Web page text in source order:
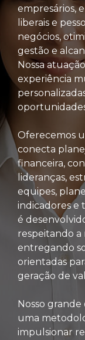
empresários,
liberais e
negócios,
gestão e
Nossa
experiência
Oferecemos
conecta
financeira,
lideranças,
equipes,
indicadores e
é
respeitando a
entregando
orientadas
geração de
Nosso
uma
impulsionar